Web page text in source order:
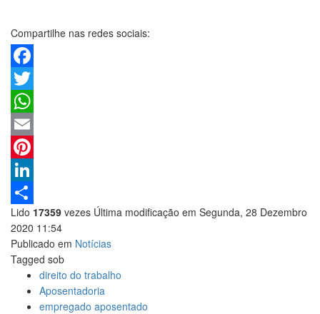
Compartilhe nas redes sociais:
Facebook
Twitter
WhatsApp
Email
Pinterest
LinkedIn
Share
Lido 17359 vezes Última modificação em Segunda, 28 Dezembro
2020 11:54
Publicado em Notícias
Tagged sob
direito do trabalho
Aposentadoria
empregado aposentado